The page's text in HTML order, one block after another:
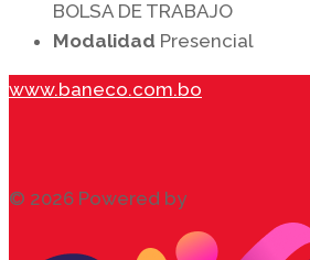
BOLSA DE TRABAJO
Modalidad Presencial
www.baneco.com.bo
© 2026 Powered by